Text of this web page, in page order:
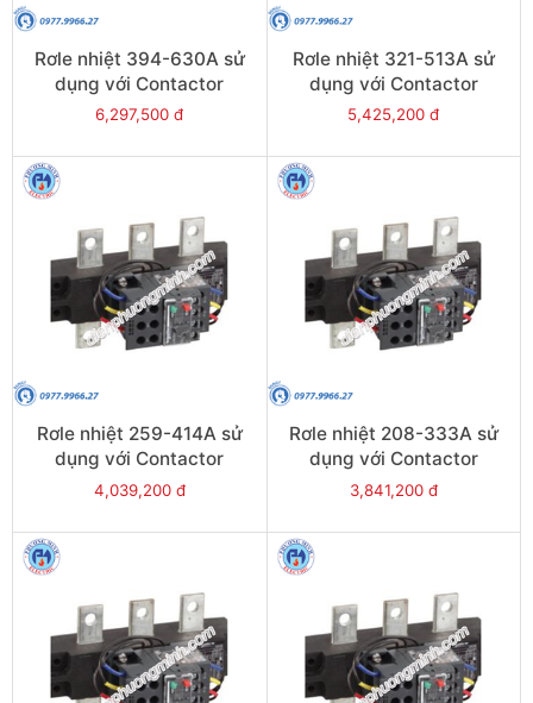
Rơle nhiệt 394-630A sử
dụng với Contactor
LC1E630 - Model LRE489
6,297,500 đ
Rơle nhiệt 321-513A sử
dụng với Contactor
LC1E500 - Model LRE488
5,425,200 đ
Rơle nhiệt 259-414A sử
dụng với Contactor
LC1E300-E400 - Model
4,039,200 đ
Rơle nhiệt 208-333A sử
dụng với Contactor
LC1E250-E400 - Model
3,841,200 đ